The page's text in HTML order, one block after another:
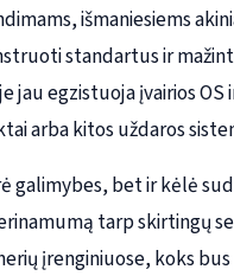
išmaniesiems
standartus ir
jau egzistuoja įvairios
arba kitos uždaros
galimybes, bet ir kėlė
tarp skirtingų
įrenginiuose, koks